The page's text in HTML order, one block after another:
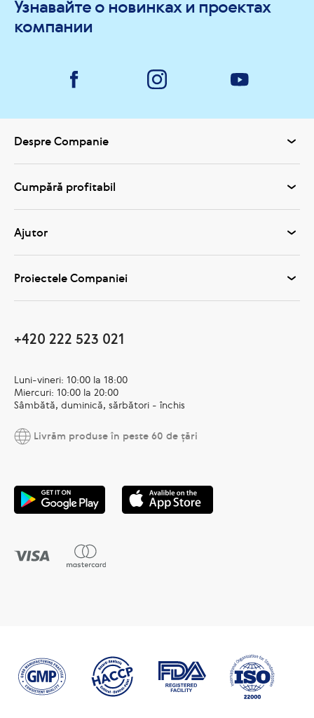
Узнавайте о новинках и проектах
компании
Despre Companie
Cumpără profitabil
Ajutor
Proiectele Companiei
+420 222 523 021
Luni-vineri: 10:00 la 18:00
Miercuri: 10:00 la 20:00
Sâmbătă, duminică, sărbători - închis
Livrăm produse în peste 60 de țări